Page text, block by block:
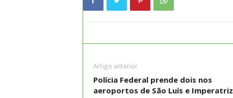
Artigo anterior
Polícia Federal prende dois nos
aeroportos de São Luís e Imperatriz